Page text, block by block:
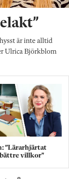
är inte alltid
Ulrica Björkblom
”Lärarhjärtat
bättre villkor"